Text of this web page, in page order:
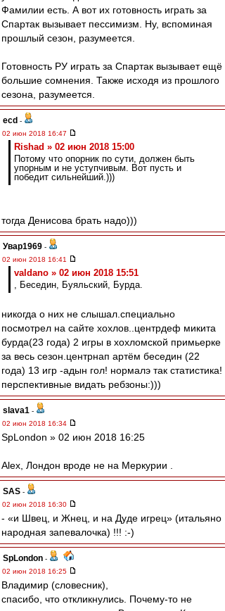
Фамилии есть. А вот их готовность играть за
Спартак вызывает пессимизм. Ну, вспоминая
прошлый сезон, разумеется.
Готовность РУ играть за Спартак вызывает ещё
большие сомнения. Также исходя из прошлого
сезона, разумеется.
ecd -
02 июн 2018 16:47
Rishad » 02 июн 2018 15:00
Потому что опорник по сути, должен быть
упорным и не уступчивым. Вот пусть и
победит сильнейший.)))
тогда Денисова брать надо)))
Увар1969 -
02 июн 2018 16:41
valdano » 02 июн 2018 15:51
, Беседин, Буяльский, Бурда.
никогда о них не слышал.специально
посмотрел на сайте хохлов..центрдеф микита
бурда(23 года) 2 игры в хохломской примьерке
за весь сезон.центрнап артём беседин (22
года) 13 игр -адын гол! нормалэ так статистика!
перспективные видать ребзоны:)))
slava1 -
02 июн 2018 16:34
SpLondon » 02 июн 2018 16:25
Аlex, Лондон вроде не на Меркурии .
SAS -
02 июн 2018 16:30
- «и Швец, и Жнец, и на Дуде игрец» (итальяно
народная запевалочка) !!! :-)
SpLondon -
02 июн 2018 16:25
Владимир (словесник),
спасибо, что откликнулись. Почему-то не